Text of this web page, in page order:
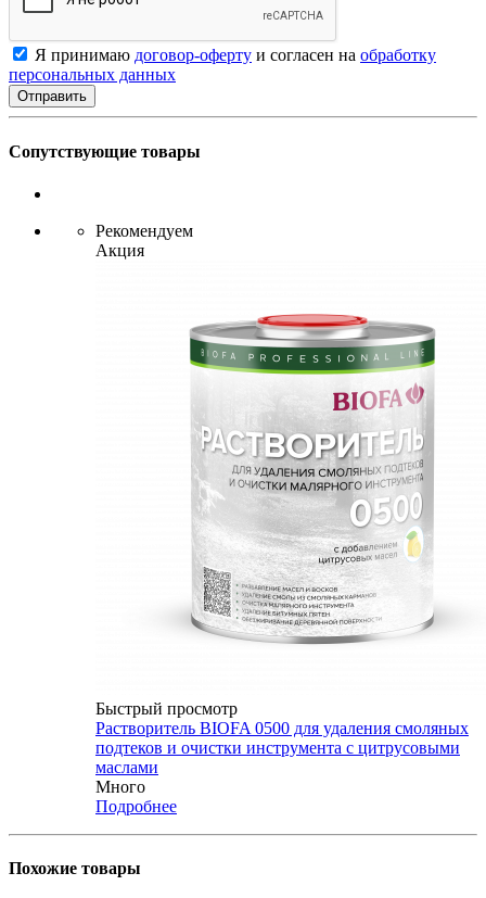
Я принимаю договор-оферту и согласен на обработку
персональных данных
Сопутствующие товары
Рекомендуем
Акция
Быстрый просмотр
Растворитель BIOFA 0500 для удаления смоляных
подтеков и очистки инструмента с цитрусовыми
маслами
Много
Подробнее
Похожие товары